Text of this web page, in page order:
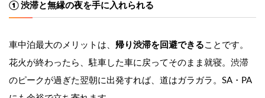
① 渋滞と無縁の夜を手に入れられる
車中泊最大のメリットは、 帰り渋滞を回避できる ことです。
花火が終わったら、駐車した車に戻ってそのまま就寝。渋滞
のピークが過ぎた翌朝に出発すれば、道はガラガラ。SA・PA